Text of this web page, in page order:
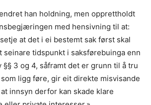
han holdning, men opprettholdt
med hensivning til at:
at det i ei bestemt sak først skal
seinare tidspunkt i saksførebuinga enn
§§ 3 og 4, såframt det er grunn til å tru
ligg føre, gir eit direkte misvisande
innsyn derfor kan skade klare